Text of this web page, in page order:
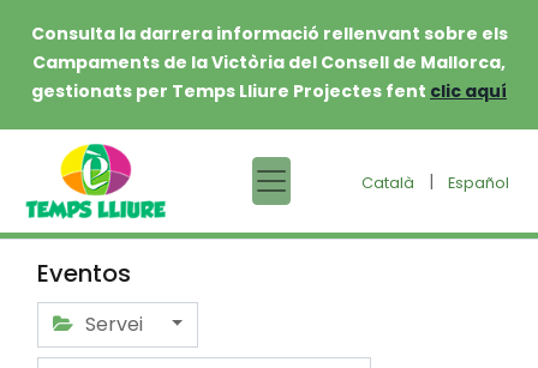
Consulta la darrera informació rellenvant sobre els
Campaments de la Victòria del Consell de Mallorca,
gestionats per Temps Lliure Projectes fent clic aquí
Català | Español
Eventos
Servei